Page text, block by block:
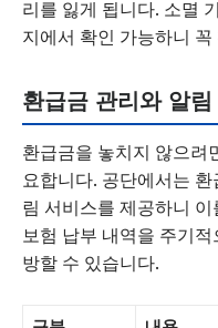
리를 잃게 됩니다. 소멸
지에서 확인 가능하니 꼭
환급금 관리와 알림
환급금을 놓치지 않으려
요합니다. 공단에서는
림 서비스를 제공하니
보험 납부 내역을 주기
방할 수 있습니다.